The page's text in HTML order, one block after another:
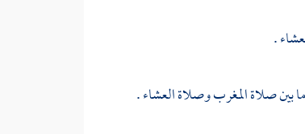
.
بين صلاة المغرب وصلاة العشاء .